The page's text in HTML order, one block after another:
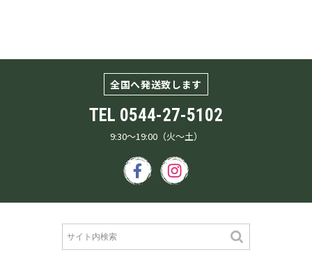
全国へ発送致します
TEL 0544-27-5102
9:30～19:00（火～土）